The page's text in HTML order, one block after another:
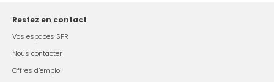
Restez en contact
Vos espaces SFR
Nous contacter
Offres d’emploi